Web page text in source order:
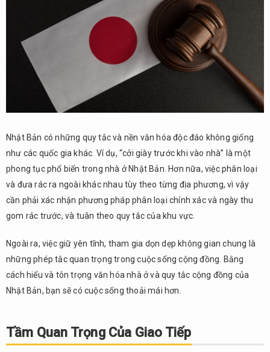
Nhật Bản có những quy tắc và nền văn hóa độc đáo không giống
như các quốc gia khác. Ví dụ, “cởi giày trước khi vào nhà” là một
phong tục phổ biến trong nhà ở Nhật Bản. Hơn nữa, việc phân loại
và đưa rác ra ngoài khác nhau tùy theo từng địa phương, vì vậy
cần phải xác nhận phương pháp phân loại chính xác và ngày thu
gom rác trước, và tuân theo quy tắc của khu vực.
Ngoài ra, việc giữ yên tĩnh, tham gia dọn dẹp không gian chung là
những phép tắc quan trọng trong cuộc sống cộng đồng. Bằng
cách hiểu và tôn trọng văn hóa nhà ở và quy tắc cộng đồng của
Nhật Bản, bạn sẽ có cuộc sống thoải mái hơn.
Tầm Quan Trọng Của Giao Tiếp